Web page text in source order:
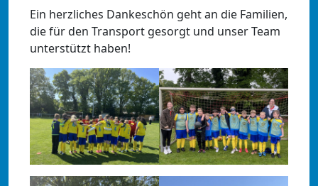
Ein herzliches Dankeschön geht an die Familien,
die für den Transport gesorgt und unser Team
unterstützt haben!